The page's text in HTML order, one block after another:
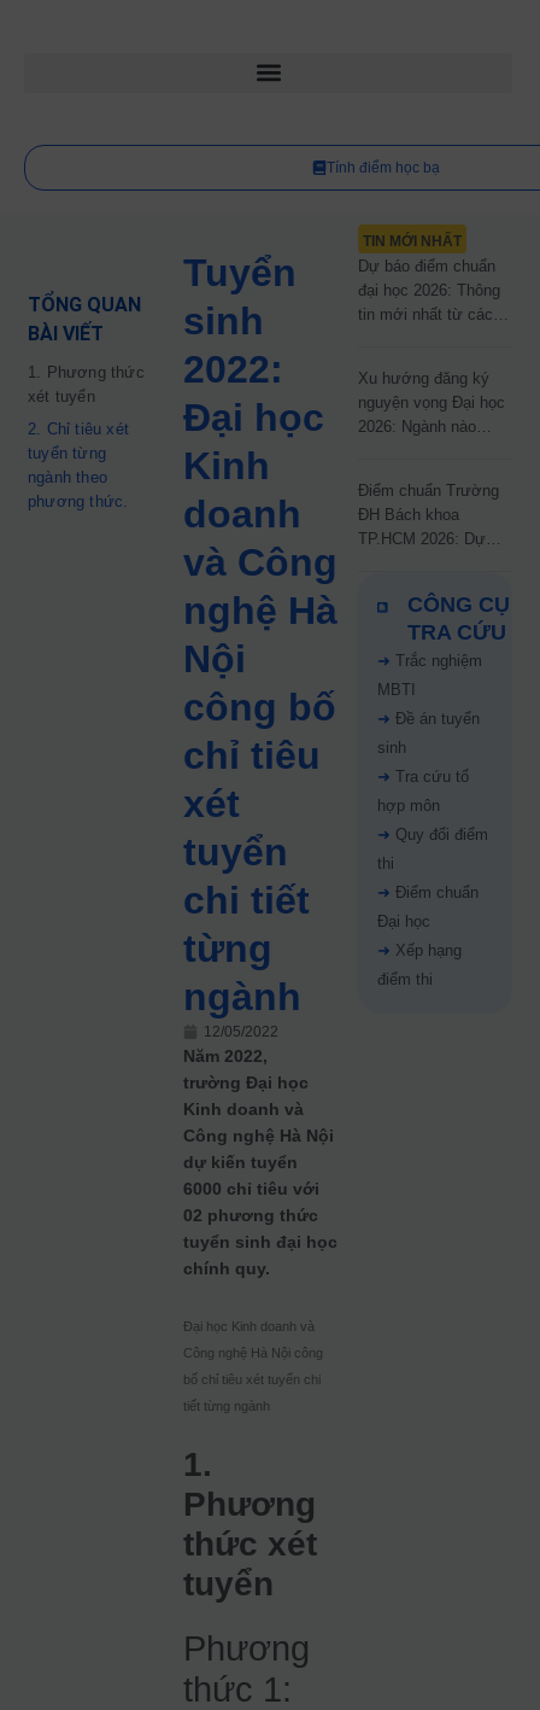
Tính điểm học bạ
TỔNG QUAN
BÀI VIẾT
1. Phương thức
xét tuyển
2. Chỉ tiêu xét
tuyển từng
ngành theo
phương thức.
Tuyển
sinh
2022:
Đại học
Kinh
doanh
và Công
nghệ Hà
Nội
công bố
chỉ tiêu
xét
tuyển
chi tiết
từng
ngành
12/05/2022
Năm 2022,
trường Đại học
Kinh doanh và
Công nghệ Hà Nội
dự kiến tuyển
6000 chỉ tiêu với
02 phương thức
tuyển sinh đại học
chính quy.
Đại học Kinh doanh và
Công nghệ Hà Nội công
bố chỉ tiêu xét tuyển chi
tiết từng ngành
1.
Phương
thức xét
tuyển
Phương
thức 1:
TIN MỚI NHẤT
Dự báo điểm chuẩn
đại học 2026: Thông
tin mới nhất từ các
Xu hướng đăng ký
nguyện vọng Đại học
2026: Ngành nào
Điểm chuẩn Trường
ĐH Bách khoa
TP.HCM 2026: Dự
67%
CÔNG CỤ
TRA CỨU
➜ Trắc nghiệm
MBTI
➜ Đề án tuyển
sinh
➜ Tra cứu tổ
hợp môn
➜ Quy đổi điểm
thi
➜ Điểm chuẩn
Đại học
➜ Xếp hạng
điểm thi